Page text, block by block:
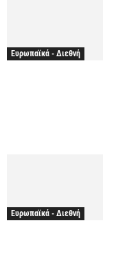
Ευρωπαϊκά - Διεθνή
Ευρωπαϊκά - Διεθνή